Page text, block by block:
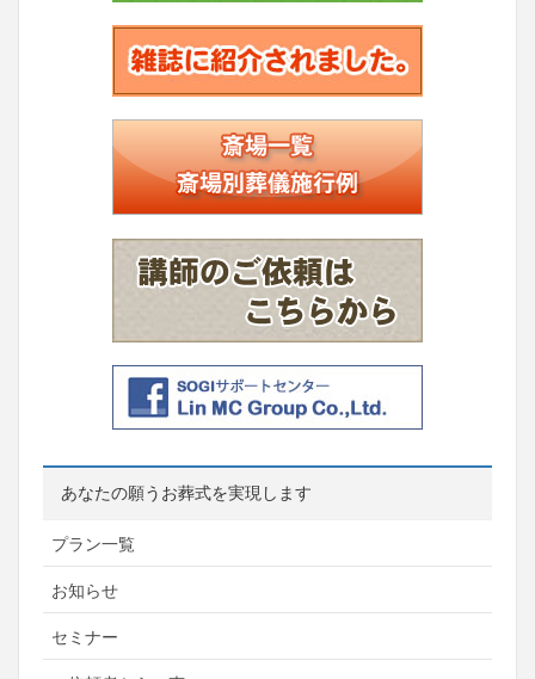
あなたの願うお葬式を実現します
プラン一覧
お知らせ
セミナー